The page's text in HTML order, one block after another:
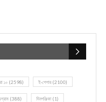
১০ (2598) ই-পেপার (2100)
(388) দিনপঞ্জিকা (1)